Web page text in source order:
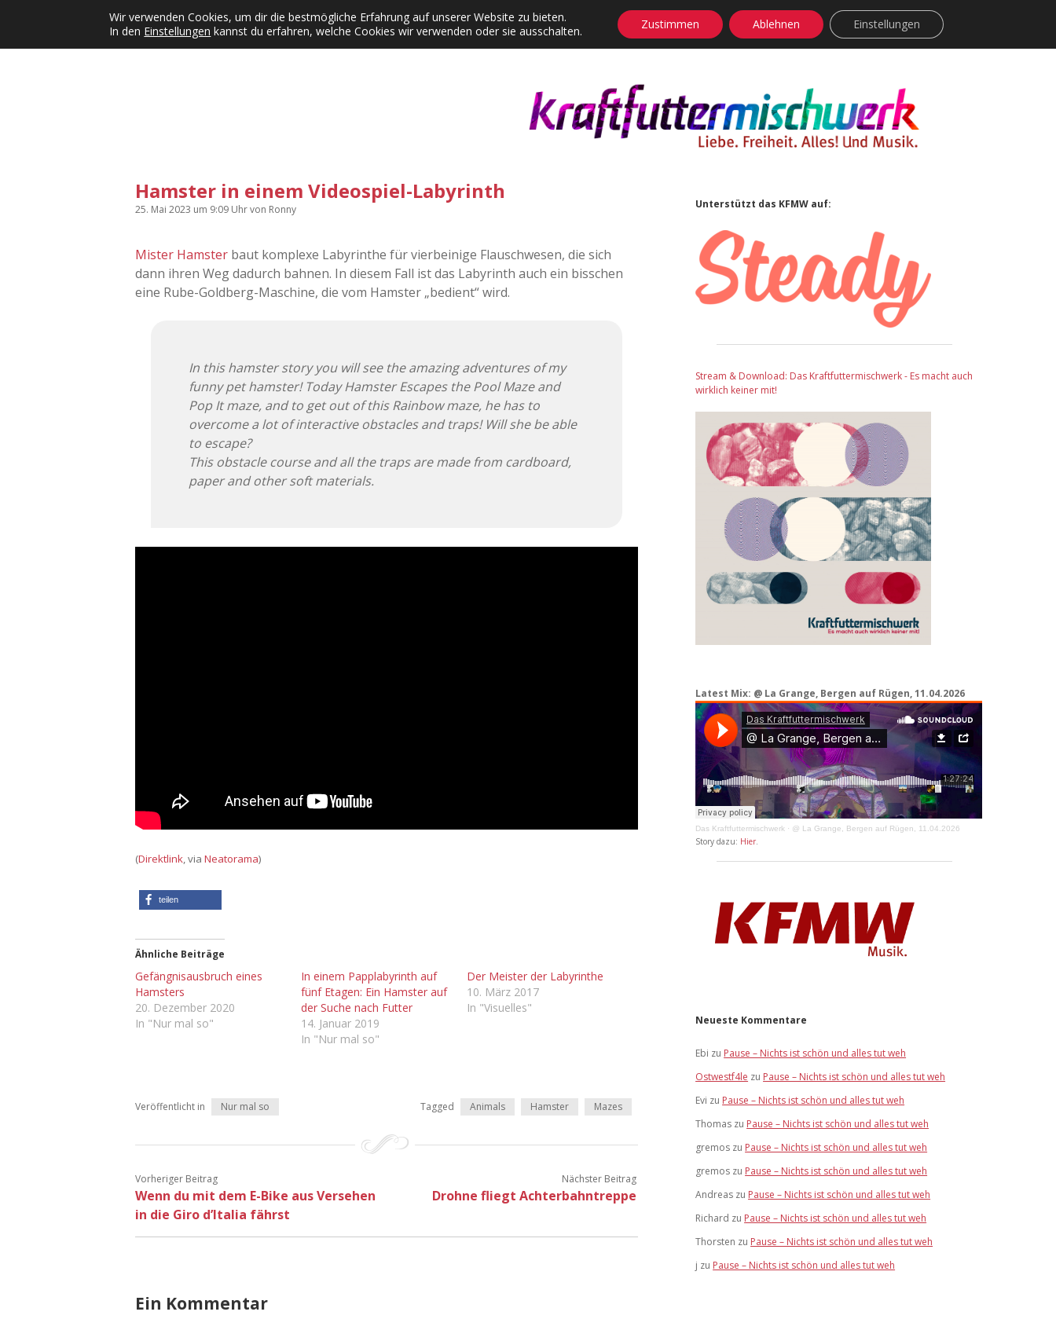
Kategorien Dropdown-Menü öffnen
KFMW-Disco Dates Instagrams Contact Adventskalender Dropdown-Menü öffnen facebook
instagram
rss soundcloud
vimeoBluesky
Hamster in einem Videospiel-Labyrinth
25. Mai 2023 um 9:09 Uhrvon Ronny
Mister Hamster baut komplexe Labyrinthe für vierbeinige Flauschwesen, die sich
dann ihren Weg dadurch bahnen. In diesem Fall ist das Labyrinth auch ein bisschen
eine Rube-Goldberg-Maschine, die vom Hamster „bedient“ wird.
In this hamster story you will see the amazing adventures of my
funny pet hamster! Today Hamster Escapes the Pool Maze and
Pop It maze, and to get out of this Rainbow maze, he has to
overcome a lot of interactive obstacles and traps! Will she be able
to escape?
This obstacle course and all the traps are made from cardboard,
paper and other soft materials.
(Direktlink , via Neatorama)
teilen
Ähnliche Beiträge
Gefängnisausbruch eines
Hamsters
20. Dezember 2020
In "Nur mal so"
In einem Papplabyrinth auf
fünf Etagen: Ein Hamster auf
der Suche nach Futter
14. Januar 2019
In "Nur mal so"
Der Meister der Labyrinthe
10. März 2017
In "Visuelles"
Veröffentlicht in Nur mal so Tagged Animals Hamster Mazes
Vorheriger Beitrag
Wenn du mit dem E-Bike aus Versehen
in die Giro d’Italia fährst
Nächster Beitrag
Drohne fliegt Achterbahntreppe
Ein Kommentar
Sidebar
Unterstützt das KFMW auf:
Stream & Download: Das Kraftfuttermischwerk - Es macht auch
wirklich keiner mit!
Latest Mix: @ La Grange, Bergen auf Rügen, 11.04.2026
Das Kraftfuttermischwerk · @ La Grange, Bergen auf Rügen, 11.04.2026
Story dazu: Hier.
Neueste Kommentare
Ebi zu Pause – Nichts ist schön und alles tut weh
Ostwestf4le zu Pause – Nichts ist schön und alles tut weh
Evi zu Pause – Nichts ist schön und alles tut weh
Thomas zu Pause – Nichts ist schön und alles tut weh
gremos zu Pause – Nichts ist schön und alles tut weh
gremos zu Pause – Nichts ist schön und alles tut weh
Andreas zu Pause – Nichts ist schön und alles tut weh
Richard zu Pause – Nichts ist schön und alles tut weh
Thorsten zu Pause – Nichts ist schön und alles tut weh
j zu Pause – Nichts ist schön und alles tut weh
Wir verwenden Cookies, um dir die bestmögliche Erfahrung auf unserer Website zu bieten.
In den Einstellungen kannst du erfahren, welche Cookies wir verwenden oder sie ausschalten. Zustimmen Ablehnen Einstellungen